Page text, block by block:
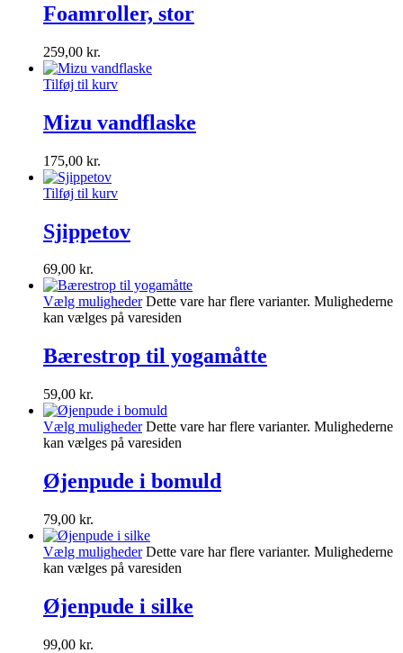
Foamroller, stor
259,00 kr.
Tilføj til kurv
Mizu vandflaske
175,00 kr.
Tilføj til kurv
Sjippetov
69,00 kr.
Vælg muligheder Dette vare har flere varianter. Mulighederne
kan vælges på varesiden
Bærestrop til yogamåtte
59,00 kr.
Vælg muligheder Dette vare har flere varianter. Mulighederne
kan vælges på varesiden
Øjenpude i bomuld
79,00 kr.
Vælg muligheder Dette vare har flere varianter. Mulighederne
kan vælges på varesiden
Øjenpude i silke
99,00 kr.